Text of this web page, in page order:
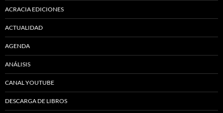
ACRACIA EDICIONES
ACTUALIDAD
AGENDA
ANÁLISIS
CANAL YOUTUBE
DESCARGA DE LIBROS